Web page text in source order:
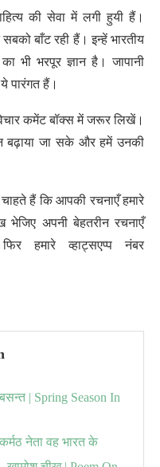
की सेवा में लगी हुयी हैं।
बाँट रही हैं। इन्हें भारतीय
भी भरपूर ज्ञान है। जापानी
पारंगत हैं।
कमेंट बॉक्स में जरूर लिखें।
बढ़ाया जा सके और हमें उनकी
हैं कि आपकी रचनाएँ हमारे
अपनी बेहतरीन रचनाएँ
हमारे व्हाट्सएप्प नंबर
| Spring Season In
नेता वह भारत के